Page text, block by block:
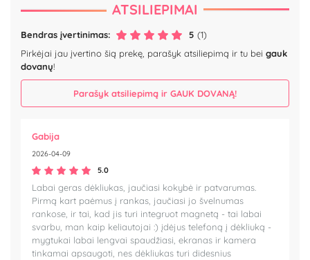
ATSILIEPIMAI
Bendras įvertinimas: 5 (1)
Pirkėjai jau įvertino šią prekę, parašyk atsiliepimą ir tu bei gauk
dovanų!
Parašyk atsiliepimą ir GAUK DOVANĄ!
Gabija
2026-04-09
5.0
Labai geras dėkliukas, jaučiasi kokybė ir patvarumas.
Pirmą kart paėmus į rankas, jaučiasi jo švelnumas
rankose, ir tai, kad jis turi integruot magnetą - tai labai
svarbu, man kaip keliautojai :) įdėjus telefoną į dėkliuką -
mygtukai labai lengvai spaudžiasi, ekranas ir kamera
tinkamai apsaugoti, nes dėkliukas turi didesnius